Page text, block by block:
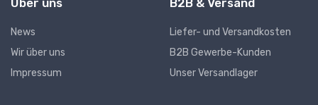
Über uns
News
Wir über uns
Impressum
B2B & Versand
Liefer- und Versandkosten
B2B Gewerbe-Kunden
Unser Versandlager